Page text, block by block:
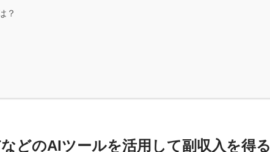
？
どのAIツールを活用して副収入を得る